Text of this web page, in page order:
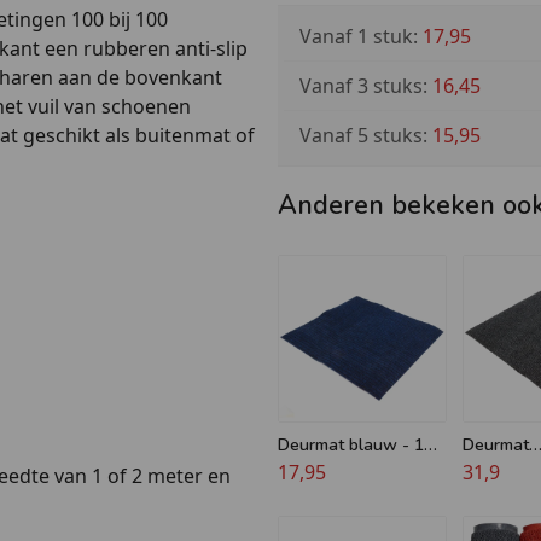
100 bij 100
een rubberen anti-slip
aan de bovenkant
vuil van schoenen
geschikt als buitenmat of
van 1 of 2 meter en
Vanaf 1 stuk: 17,95
Vanaf 3 stuks: 16,45
Vanaf 5 stuks: 15,95
Anderen bekeken
Deurmat blauw - 100
x 100 cm
17,95
Deurmat
Zwart/
Intensief
31,9